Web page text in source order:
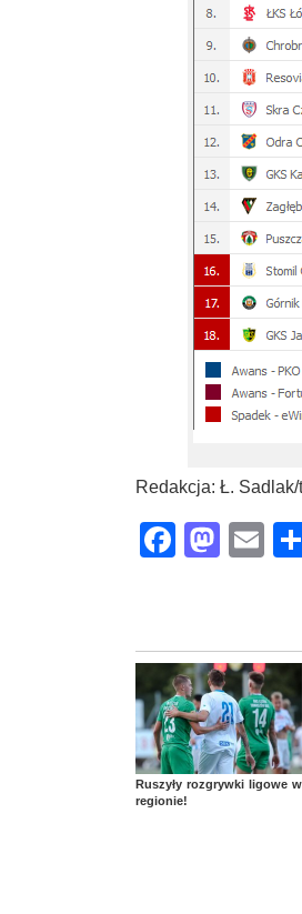
Redakcja: Ł.
Ruszyły rozgrywki ligowe w
regionie!